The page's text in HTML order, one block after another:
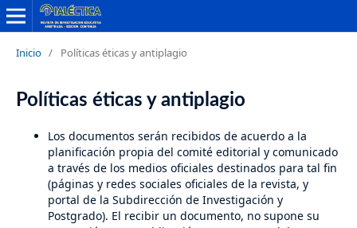
Inicio / Políticas éticas y antiplagio
Políticas éticas y antiplagio
Los documentos serán recibidos de acuerdo a la
planificación propia del comité editorial y comunicado
a través de los medios oficiales destinados para tal fin
(páginas y redes sociales oficiales de la revista, y
portal de la Subdirección de Investigación y
Postgrado). El recibir un documento, no supone su